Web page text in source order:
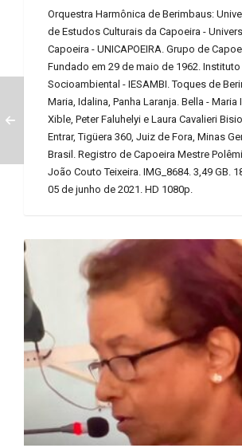
Orquestra Harmônica de Berimbaus:
de Estudos Culturais da Capoeira -
Capoeira - UNICAPOEIRA. Grupo de
Fundado em 29 de maio de 1962.
Socioambiental - IESAMBI. Toques de
Maria, Idalina, Panha Laranja. Bella -
Xible, Peter Faluhelyi e Laura Cavalieri
Entrar, Tigüera 360, Juiz de Fora, Minas
Brasil. Registro de Capoeira Mestre
João Couto Teixeira. IMG_8684. 3,49 GB.
05 de junho de 2021. HD 1080p.